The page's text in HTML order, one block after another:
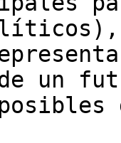
de un